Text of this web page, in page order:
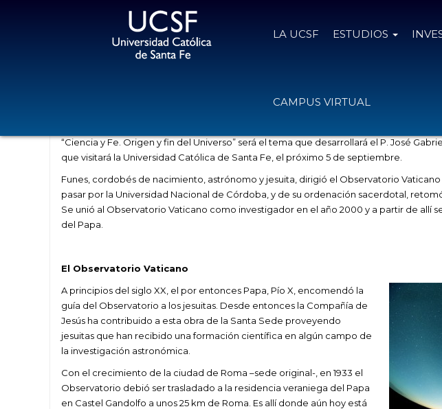
LA UCSF ESTUDIOS
CAMPUS VIRTUAL
“Ciencia y Fe. Origen y fin del Universo” será el tema que desarrollará el P. José
que visitará la Universidad Católica de Santa Fe, el próximo 5 de septiembre.
Funes, cordobés de nacimiento, astrónomo y jesuita, dirigió el Observatorio
pasar por la Universidad Nacional de Córdoba, y de su ordenación sacerdotal,
Se unió al Observatorio Vaticano como investigador en el año 2000 y a partir de allí
del Papa.
El Observatorio Vaticano
A principios del siglo XX, el por entonces Papa, Pío X, encomendó la
guía del Observatorio a los jesuitas. Desde entonces la Compañía de
Jesús ha contribuido a esta obra de la Santa Sede proveyendo
jesuitas que han recibido una formación científica en algún campo de
la investigación astronómica.
Con el crecimiento de la ciudad de Roma –sede original-, en 1933 el
Observatorio debió ser trasladado a la residencia veraniega del Papa
en Castel Gandolfo a unos 25 km de Roma. Es allí donde aún hoy está